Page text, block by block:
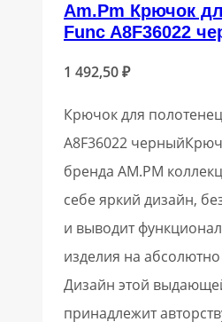
Am.Pm Крючок
Func A8F36022
1 492,50₽
Крючок для
A8F36022
бренда AM.PM
себе яркий дизайн,
и выводит
изделия на
Дизайн этой
принадлежит